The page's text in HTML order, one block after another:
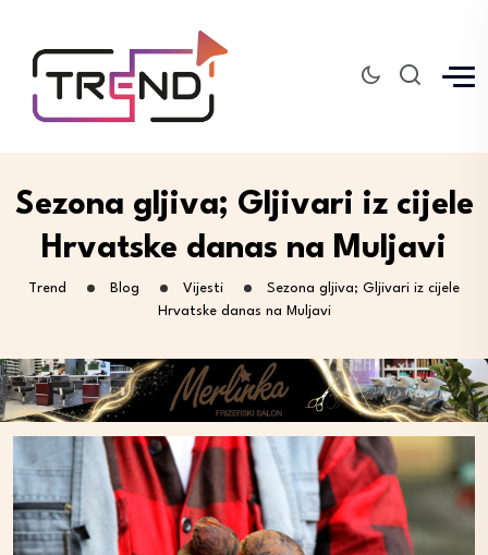
Sezona gljiva; Gljivari iz cijele
Hrvatske danas na Muljavi
Trend Blog Vijesti
Sezona gljiva; Gljivari iz cijele
Hrvatske danas na Muljavi